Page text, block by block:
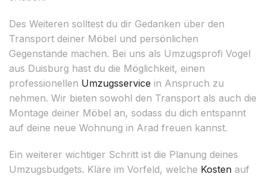
Des Weiteren solltest du dir Gedanken über den
Transport deiner Möbel und persönlichen
Gegenstände machen. Bei uns als Umzugsprofi Vogel
aus Duisburg hast du die Möglichkeit, einen
professionellen Umzugsservice in Anspruch zu
nehmen. Wir bieten sowohl den Transport als auch die
Montage deiner Möbel an, sodass du dich entspannt
auf deine neue Wohnung in Arad freuen kannst.
Ein weiterer wichtiger Schritt ist die Planung deines
Umzugsbudgets. Kläre im Vorfeld, welche Kosten auf